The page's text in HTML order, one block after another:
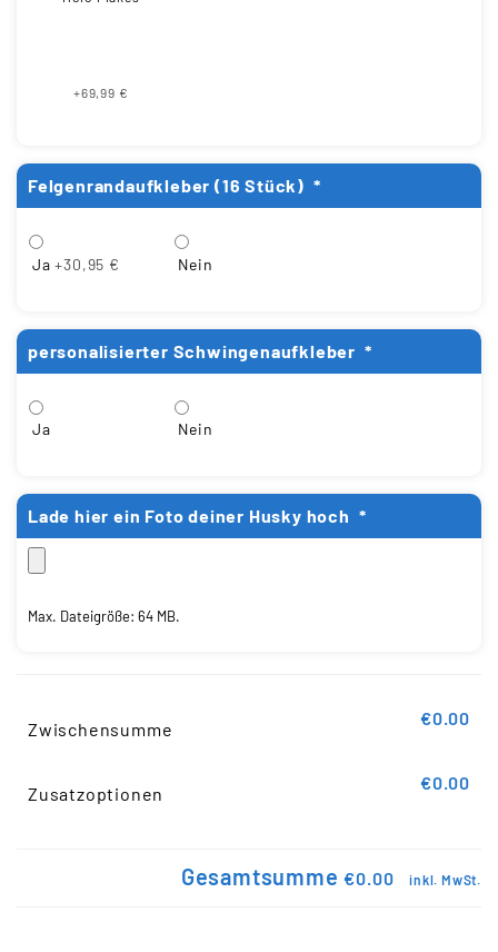
+69,99 €
Felgenrandaufkleber (16 Stück) *
Ja +30,95 € Nein
personalisierter Schwingenaufkleber *
Ja Nein
Lade hier ein Foto deiner Husky hoch *
Max. Dateigröße: 64 MB.
Zwischensumme
€0.00
Zusatzoptionen
€0.00
Gesamtsumme €0.00 inkl. MwSt.